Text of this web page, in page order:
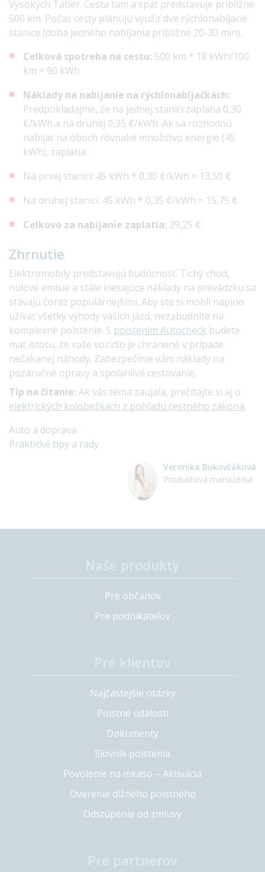
Vysokých Tatier. Cesta tam a späť predstavuje približne
500 km. Počas cesty plánujú využiť dve rýchlonabíjacie
stanice (doba jedného nabíjania približne 20-30 min).
Celková spotreba na cestu: 500 km * 18 kWh/100
km = 90 kWh
Náklady na nabíjanie na rýchlonabíjačkách:
Predpokladajme, že na jednej stanici zaplatia 0,30
€/kWh a na druhej 0,35 €/kWh. Ak sa rozhodnú
nabíjať na oboch rovnaké množstvo energie (45
kWh), zaplatia:
Na prvej stanici: 45 kWh * 0,30 €/kWh = 13,50 €
Na druhej stanici: 45 kWh * 0,35 €/kWh = 15,75 €
Celkovo za nabíjanie zaplatia: 29,25 €
Zhrnutie
Elektromobily predstavujú budúcnosť. Tichý chod,
nulové emisie a stále klesajúce náklady na prevádzku sa
stávajú čoraz populárnejšími. Aby ste si mohli naplno
užívať všetky výhody vašich jázd, nezabudnite na
komplexné poistenie. S poistením Autocheck budete
mať istotu, že vaše vozidlo je chránené v prípade
nečakanej náhody. Zabezpečíme vám náklady na
pozáručné opravy a spoľahlivé cestovanie.
Tip na čítanie: Ak vás téma zaujala, prečítajte si aj o
elektrických kolobežkách z pohľadu cestného zákona.
Auto a doprava
Praktické tipy a rady
Veronika Bukovčáková
Produktová manažérka
Pre občanov
Pre podnikateľov
Najčastejšie otázky
Poistné udalosti
Dokumenty
Slovník poistenia
Povolenie na inkaso – Aktivácia
Overenie dlžného poistného
Odstúpenie od zmluvy